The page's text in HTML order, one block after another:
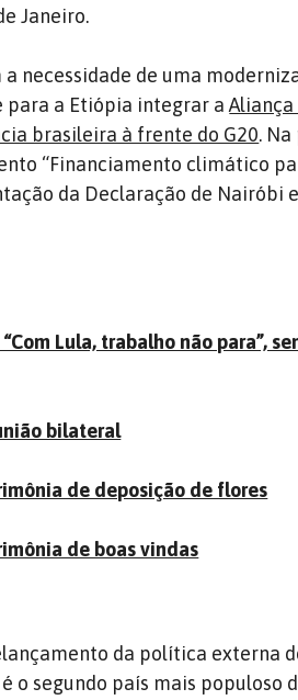
Janeiro.
necessidade de uma
para a Etiópia integrar a
brasileira à frente do G20.
“Financiamento climático
da Declaração de Nairóbi
Lula, trabalho não para”,
bilateral
de deposição de flores
de boas vindas
da política externa
o segundo país mais populoso